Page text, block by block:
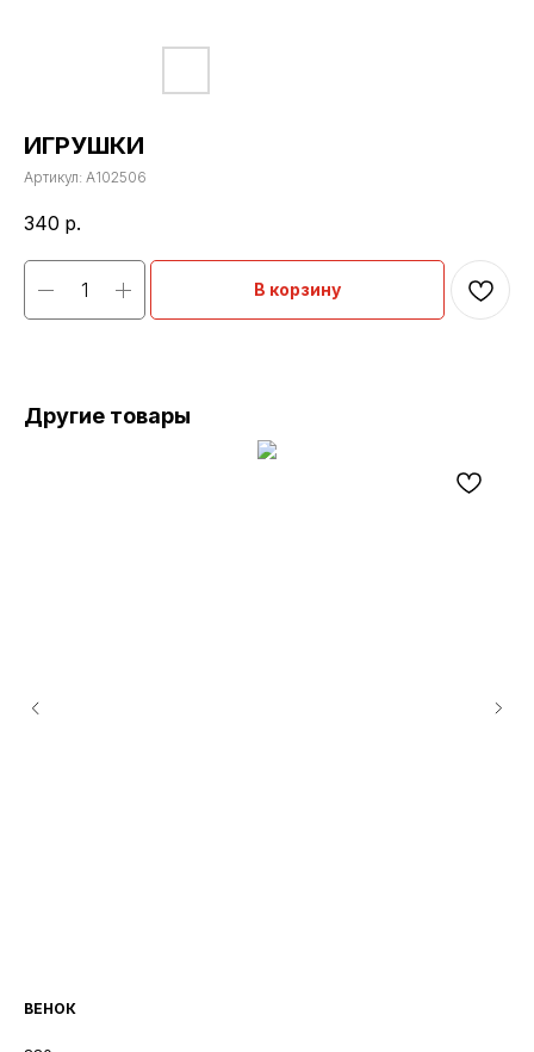
ИГРУШКИ
Артикул: A102506
340 р.
В корзину
Другие товары
ВЕНОК